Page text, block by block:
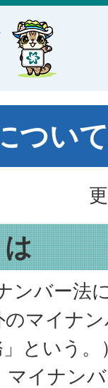
ついて
ンバー法
マイナ
」という
イナン